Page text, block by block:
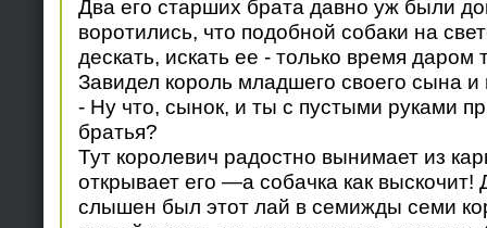
Два его старших брата давно уж были
воротились, что подобной собаки на
дескать, искать ее - только время даром
Завидел король младшего своего сына и
- Ну что, сынок, и ты с пустыми руками
братья?
Тут королевич радостно вынимает из
открывает его —а собачка как выскочит!
слышен был этот лай в семижды семи